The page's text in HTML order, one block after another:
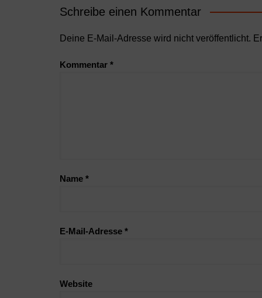
Schreibe einen Kommentar
Deine E-Mail-Adresse wird nicht veröffentlicht.
Kommentar *
Name *
E-Mail-Adresse *
Website